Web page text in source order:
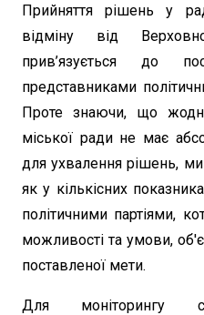
Прийняття рішень у
відміну від
прив’язується до
представниками
Проте знаючи, що
міської ради не має
для ухвалення рішень,
як у кількісних
політичними партіями,
можливості та умови,
поставленої мети.
Для моніторингу